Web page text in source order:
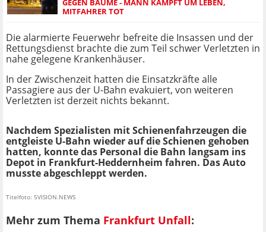
GEGEN BÄUME - MANN KÄMPFT UM LEBEN,
MITFAHRER TOT
Die alarmierte Feuerwehr befreite die Insassen und der
Rettungsdienst brachte die zum Teil schwer Verletzten in
nahe gelegene Krankenhäuser.
In der Zwischenzeit hatten die Einsatzkräfte alle
Passagiere aus der U-Bahn evakuiert, von weiteren
Verletzten ist derzeit nichts bekannt.
Nachdem Spezialisten mit Schienenfahrzeugen die
entgleiste U-Bahn wieder auf die Schienen gehoben
hatten, konnte das Personal die Bahn langsam ins
Depot in Frankfurt-Heddernheim fahren. Das Auto
musste abgeschleppt werden.
Titelfoto: 5VISION.NEWS
Mehr zum Thema Frankfurt Unfall: